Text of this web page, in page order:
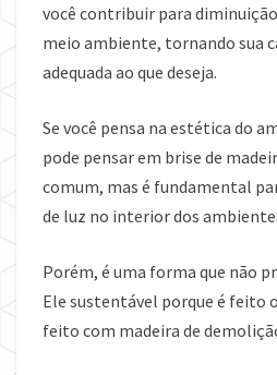
você contribuir para
meio ambiente, tornando sua
adequada ao que deseja.
Se você pensa na estética do
pode pensar em brise de
comum, mas é fundamental
de luz no interior dos
Porém, é uma forma que não
Ele sustentável porque é feito
feito com madeira de